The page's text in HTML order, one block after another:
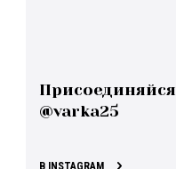
Присоединяйся
@varka25
В INSTAGRAM